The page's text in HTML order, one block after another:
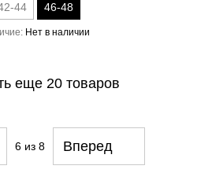
44 46-48
Нет в наличии
еще 20 товаров
6из 8 Вперед